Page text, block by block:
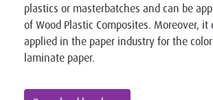
plastics or masterbatches and can be
of Wood Plastic Composites. Moreover, it
applied in the paper industry for the
laminate paper.